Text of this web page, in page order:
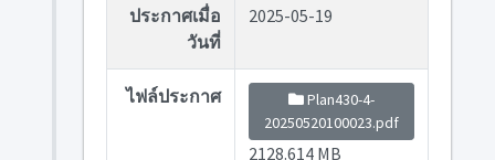
ประกาศเมื่อ
วันที่
2025-05-19
ไฟล์ประกาศ
Plan430-4-
20250520100023.pdf
2128.614 MB